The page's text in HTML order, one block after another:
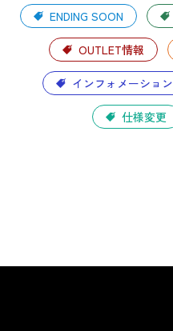
ENDING SOON
OUTLET情報
インフォメーション
仕様変更